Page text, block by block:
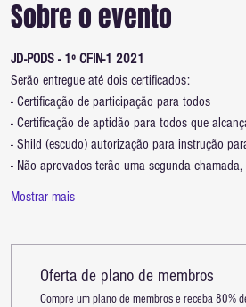
Sobre o evento
JD-PODS - 1º CFIN-1 2021
Serão entregue até dois certificados:
- Certificação de participação para todos
- Certificação de aptidão para todos que
- Shild (escudo) autorização para instrução
- Não aprovados terão uma segunda
Mostrar mais
Oferta de plano de membros
Compre um plano de membros e receba 80%